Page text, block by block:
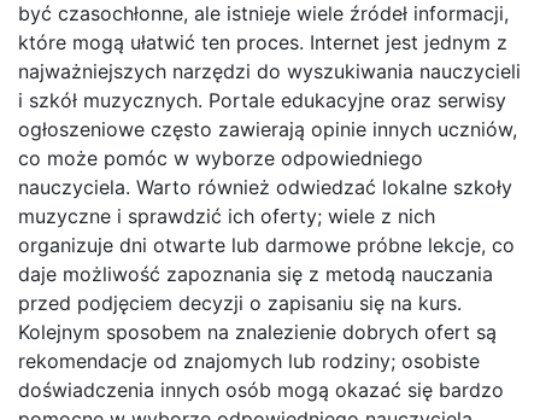
być czasochłonne, ale istnieje wiele źródeł informacji,
które mogą ułatwić ten proces. Internet jest jednym z
najważniejszych narzędzi do wyszukiwania nauczycieli
i szkół muzycznych. Portale edukacyjne oraz serwisy
ogłoszeniowe często zawierają opinie innych uczniów,
co może pomóc w wyborze odpowiedniego
nauczyciela. Warto również odwiedzać lokalne szkoły
muzyczne i sprawdzić ich oferty; wiele z nich
organizuje dni otwarte lub darmowe próbne lekcje, co
daje możliwość zapoznania się z metodą nauczania
przed podjęciem decyzji o zapisaniu się na kurs.
Kolejnym sposobem na znalezienie dobrych ofert są
rekomendacje od znajomych lub rodziny; osobiste
doświadczenia innych osób mogą okazać się bardzo